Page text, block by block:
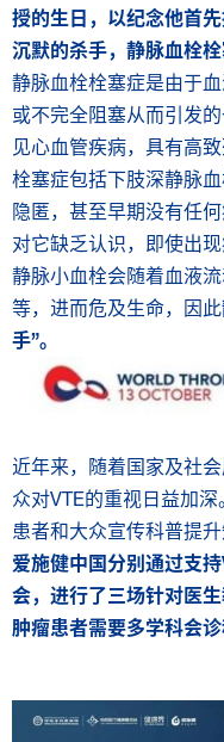
授的生日，以纪念他首
沉默的杀手，静脉血栓
静脉血栓栓塞症是由于
或不完全阻塞从而引发
见心血管疾病，具有高
栓塞症包括下肢深静脉
隐匿，甚至早期没有任
对它缺乏认识，即使出
静脉小血栓会随着血液
等，进而危及生命，因此
手”。
近年来，随着国家及社
众对VTE的重视日益加
患者和大众宣传科普提升
爱施健中国分别通过支持
会，进行了三场针对医生
肿瘤患者需要多学科会